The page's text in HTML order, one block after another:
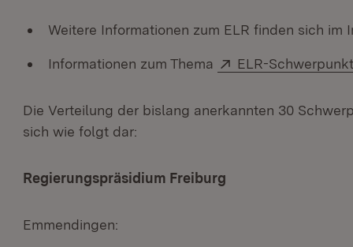
Weitere Informationen zum ELR finden sich im
Informationen zum Thema Extern:
ELR-
Die Verteilung der bislang anerkannten 30
sich wie folgt dar:
Regierungspräsidium Freiburg
Emmendingen: